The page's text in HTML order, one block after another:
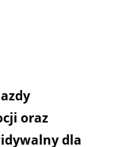
oraz
dla